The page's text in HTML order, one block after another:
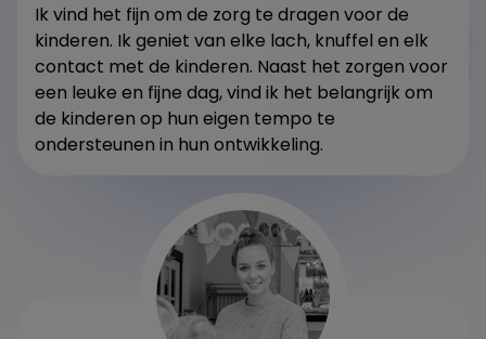
Ik vind het fijn om de zorg te dragen voor de
kinderen. Ik geniet van elke lach, knuffel en elk
contact met de kinderen. Naast het zorgen voor
een leuke en fijne dag, vind ik het belangrijk om
de kinderen op hun eigen tempo te
ondersteunen in hun ontwikkeling.